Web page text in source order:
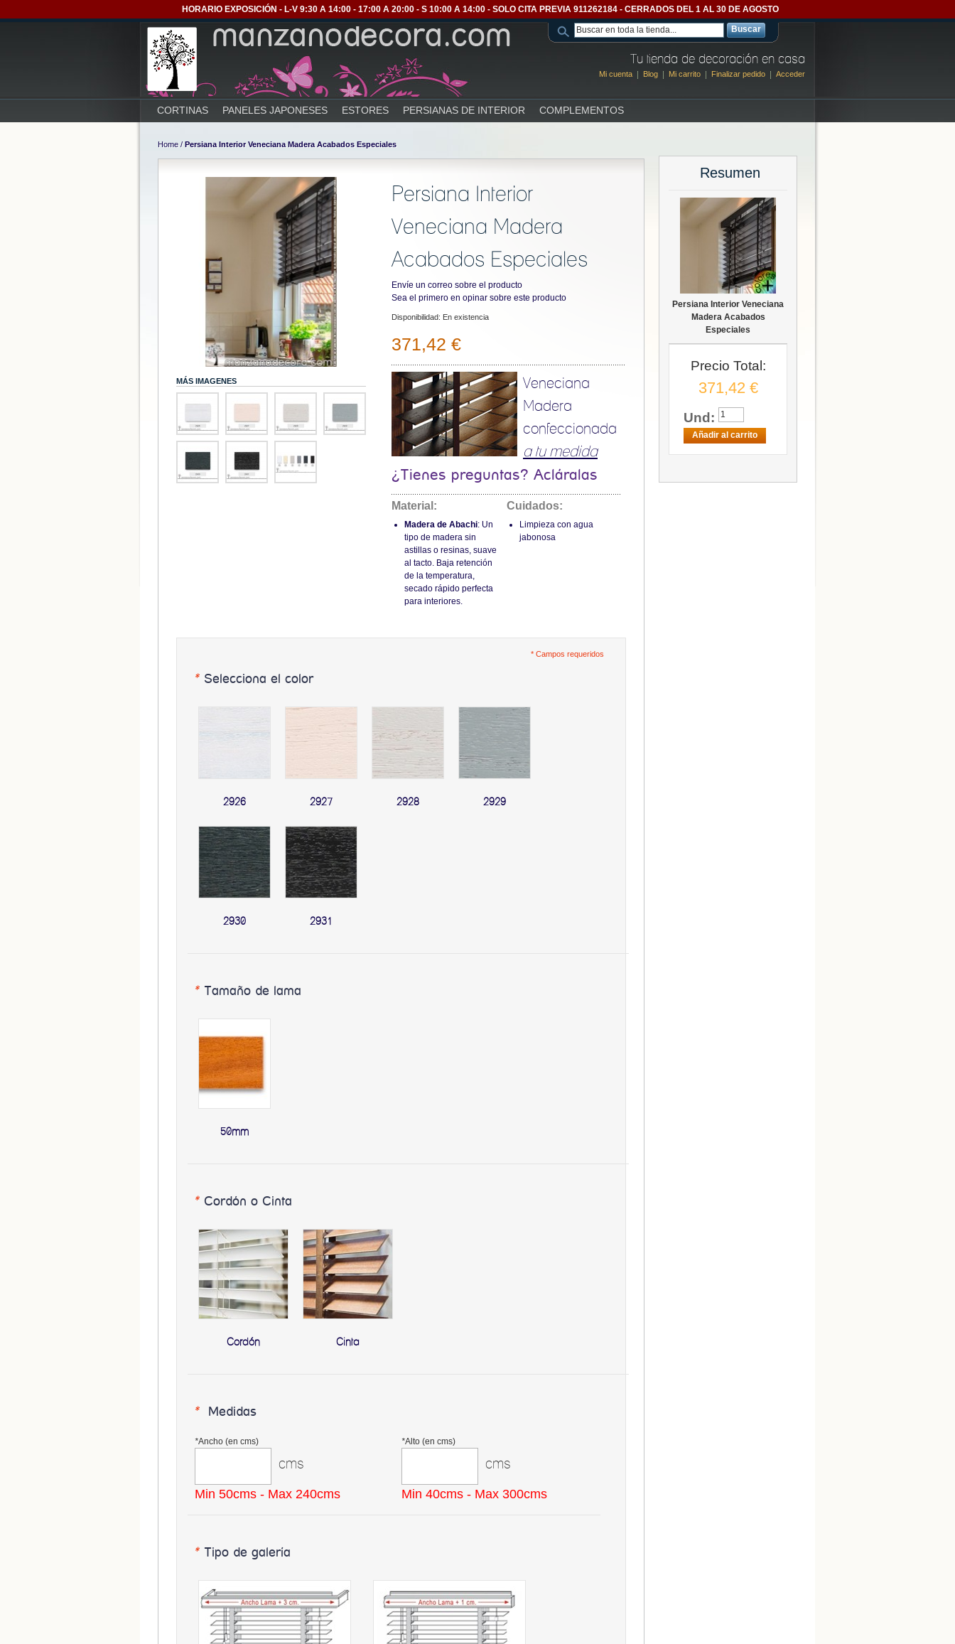
HORARIO EXPOSICIÓN - L-V 9:30 A 14:00 - 17:00 A 20:00 - S 10:00 A 14:00 - SOLO CITA PREVIA 911262184 - CERRADOS DEL 1 AL 30 DE AGOSTO
Buscar
Tu tienda de decoración en casa
Mi cuenta Blog Mi carrito Finalizar pedido Acceder
CORTINAS PANELES JAPONESES ESTORES PERSIANAS DE INTERIOR COMPLEMENTOS
Home /Persiana Interior Veneciana Madera Acabados Especiales
Persiana Interior
Veneciana Madera
Acabados Especiales
Envíe un correo sobre el producto
Sea el primero en opinar sobre este producto
Disponibilidad: En existencia
371,42 €
Veneciana
Madera
confeccionada
a tu medida
¿Tienes preguntas? Acláralas
Material:
Madera de Abachi: Un
tipo de madera sin
astillas o resinas, suave
al tacto. Baja retención
de la temperatura,
secado rápido perfecta
para interiores.
Cuidados:
Limpieza con agua
jabonosa
MÁS IMAGENES
* Selecciona el color
2926 2927 2928 2929
2930 2931
* Tamaño de lama
50mm
* Cordón o Cinta
Cordón Cinta
* Medidas
*Ancho (en cms)
cms
Min 50cms - Max 240cms
*Alto (en cms)
cms
Min 40cms - Max 300cms
* Tipo de galería
* Campos requeridos
Resumen
Persiana Interior Veneciana
Madera Acabados
Especiales
Precio Total:
371,42 €
Und:
Añadir al carrito